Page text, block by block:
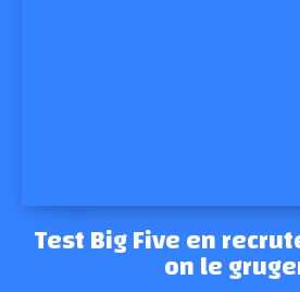
Test Big Five en
on le